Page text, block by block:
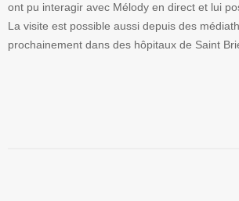
ont pu interagir avec Mélody en direct et lui
La visite est possible aussi depuis des
prochainement dans des hôpitaux de Saint